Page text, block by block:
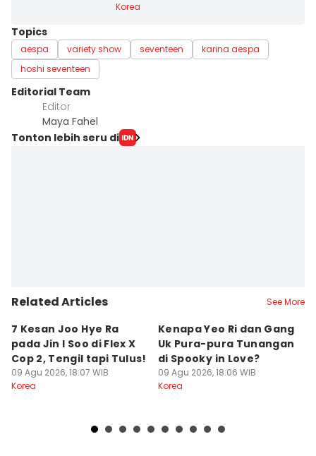
Korea
Topics
aespa variety show seventeen
karina aespa
hoshi seventeen
Editorial Team
Editor
Maya Fahel
Tonton lebih seru di
Related Articles See More
7 Kesan Joo Hye Ra
pada Jin I Soo di Flex X
Cop 2, Tengil tapi Tulus!
09 Agu 2026, 18:07 WIB
Korea
Kenapa Yeo Ri dan Gang
Uk Pura-pura Tunangan
di Spooky in Love?
09 Agu 2026, 18:06 WIB
Korea